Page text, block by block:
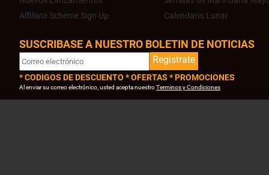
Affiliate Scheme Sign Up
Calendario Lunar
SUSCRIBASE A NUESTRO BOLETIN DE NOTICIAS
Registrate
* CODIGOS DE DESCUENTO * OFERTAS * PROMOCIONES
Al enviar su correo electrónico, usted acepta nuestroTerminos y Condiciones